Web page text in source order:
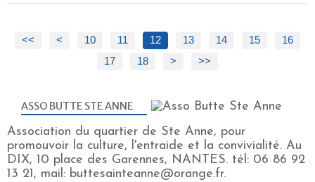
<< < 10 11 12 13 14 15
16
17
18 > >>
ASSO BUTTE STE ANNE
Association du quartier de Ste Anne, pour
promouvoir la culture, l'entraide et la convivialité. Au
DIX, 10 place des Garennes, NANTES. tél: 06 86 92
13 21, mail: buttesainteanne@orange.fr.